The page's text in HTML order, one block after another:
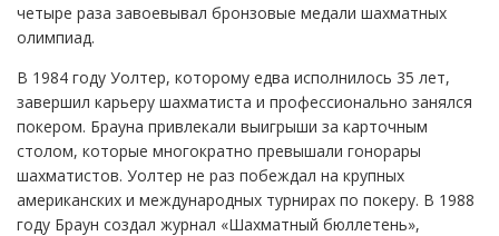
четыре раза завоевывал бронзовые медали шахматных
олимпиад.
В 1984 году Уолтер, которому едва исполнилось 35 лет,
завершил карьеру шахматиста и профессионально занялся
покером. Брауна привлекали выигрыши за карточным
столом, которые многократно превышали гонорары
шахматистов. Уолтер не раз побеждал на крупных
американских и международных турнирах по покеру. В 1988
году Браун создал журнал «Шахматный бюллетень»,